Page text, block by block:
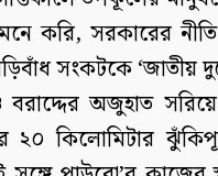
করি, সরকারের নীতি
সংকটকে ‘জাতীয়
বরাদ্দের অজুহাত
কিলোমিটার